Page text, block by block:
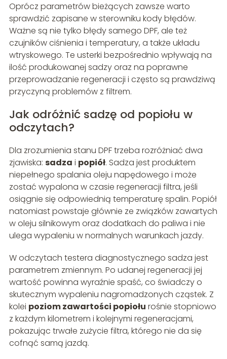
Oprócz parametrów bieżących zawsze warto
sprawdzić zapisane w sterowniku kody błędów.
Ważne są nie tylko błędy samego DPF, ale też
czujników ciśnienia i temperatury, a także układu
wtryskowego. Te usterki bezpośrednio wpływają na
ilość produkowanej sadzy oraz na poprawne
przeprowadzanie regeneracji i często są prawdziwą
przyczyną problemów z filtrem.
Jak odróżnić sadzę od popiołu w
odczytach?
Dla zrozumienia stanu DPF trzeba rozróżniać dwa
zjawiska: sadza i popiół. Sadza jest produktem
niepełnego spalania oleju napędowego i może
zostać wypalona w czasie regeneracji filtra, jeśli
osiągnie się odpowiednią temperaturę spalin. Popiół
natomiast powstaje głównie ze związków zawartych
w oleju silnikowym oraz dodatkach do paliwa i nie
ulega wypaleniu w normalnych warunkach jazdy.
W odczytach testera diagnostycznego sadza jest
parametrem zmiennym. Po udanej regeneracji jej
wartość powinna wyraźnie spaść, co świadczy o
skutecznym wypaleniu nagromadzonych cząstek. Z
kolei poziom zawartości popiołu rośnie stopniowo
z każdym kilometrem i kolejnymi regeneracjami,
pokazując trwałe zużycie filtra, którego nie da się
cofnąć samą jazdą.